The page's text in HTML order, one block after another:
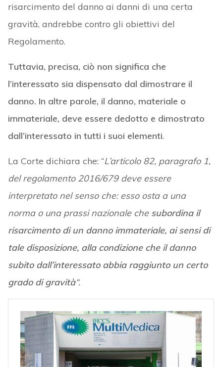
risarcimento del danno ai danni di una certa
gravità, andrebbe contro gli obiettivi del
Regolamento.
Tuttavia, precisa, ciò non significa che
l’interessato sia dispensato dal dimostrare il
danno. In altre parole, il danno, materiale o
immateriale, deve essere dedotto e dimostrato
dall’interessato in tutti i suoi elementi.
La Corte dichiara che: “L’articolo 82, paragrafo 1,
del regolamento 2016/679 deve essere
interpretato nel senso che: esso osta a una
norma o una prassi nazionale che subordina il
risarcimento di un danno immateriale, ai sensi di
tale disposizione, alla condizione che il danno
subito dall’interessato abbia raggiunto un certo
grado di gravità“.